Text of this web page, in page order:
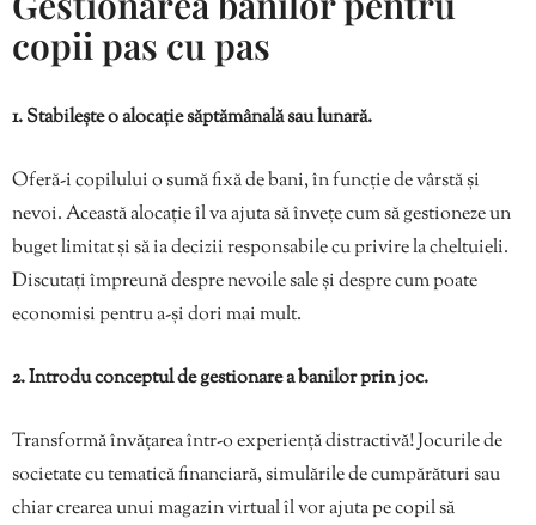
copii pas cu pas
1. Stabilește o alocație săptămânală sau lunară.
Oferă-i copilului o sumă fixă de bani, în funcție de vârstă și
nevoi. Această alocație îl va ajuta să învețe cum să gestioneze un
buget limitat și să ia decizii responsabile cu privire la cheltuieli.
Discutați împreună despre nevoile sale și despre cum poate
economisi pentru a-și dori mai mult.
2. Introdu conceptul de gestionare a banilor prin joc.
Transformă învățarea într-o experiență distractivă! Jocurile de
societate cu tematică financiară, simulările de cumpărături sau
chiar crearea unui magazin virtual îl vor ajuta pe copil să